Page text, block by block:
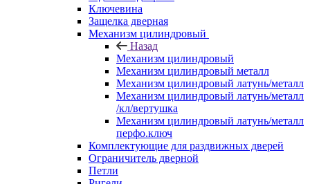
Ключевина
Защелка дверная
Механизм цилиндровый
Назад
Механизм цилиндровый
Механизм цилиндровый металл
Механизм цилиндровый латунь/металл
Механизм цилиндровый латунь/металл
/кл/вертушка
Механизм цилиндровый латунь/металл
перфо.ключ
Комплектующие для раздвижных дверей
Ограничитель дверной
Петли